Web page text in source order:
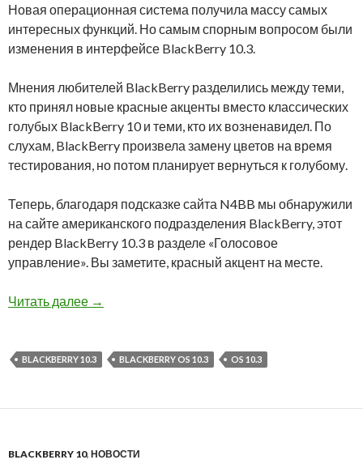
Новая операционная система получила массу самых
интересных функций. Но самым спорным вопросом были
изменения в интерфейсе BlackBerry 10.3.
Мнения любителей BlackBerry разделились между теми,
кто принял новые красные акценты вместо классических
голубых BlackBerry 10 и теми, кто их возненавидел. По
слухам, BlackBerry произвела замену цветов на время
тестирования, но потом планирует вернуться к голубому.
Теперь, благодаря подсказке сайта N4BB мы обнаружили
на сайте американского подразделения BlackBerry, этот
рендер BlackBerry 10.3 в разделе «Голосовое
управление». Вы заметите, красный акцент на месте.
Читать далее Рендер BlackBerry 10.3 на сайте BlackBerry
→
BLACKBERRY 10.3 BLACKBERRY OS 10.3 OS 10.3
BLACKBERRY 10, НОВОСТИ